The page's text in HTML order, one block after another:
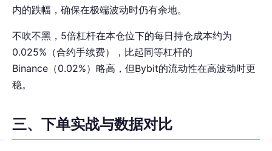
内的跌幅，确保在极端波动时仍有余地。
不吹不黑，5倍杠杆在本仓位下的每日持仓成本约为
0.025%（合约手续费），比起同等杠杆的
Binance（0.02%）略高，但Bybit的流动性在高波动时更
稳。
三、下单实战与数据对比